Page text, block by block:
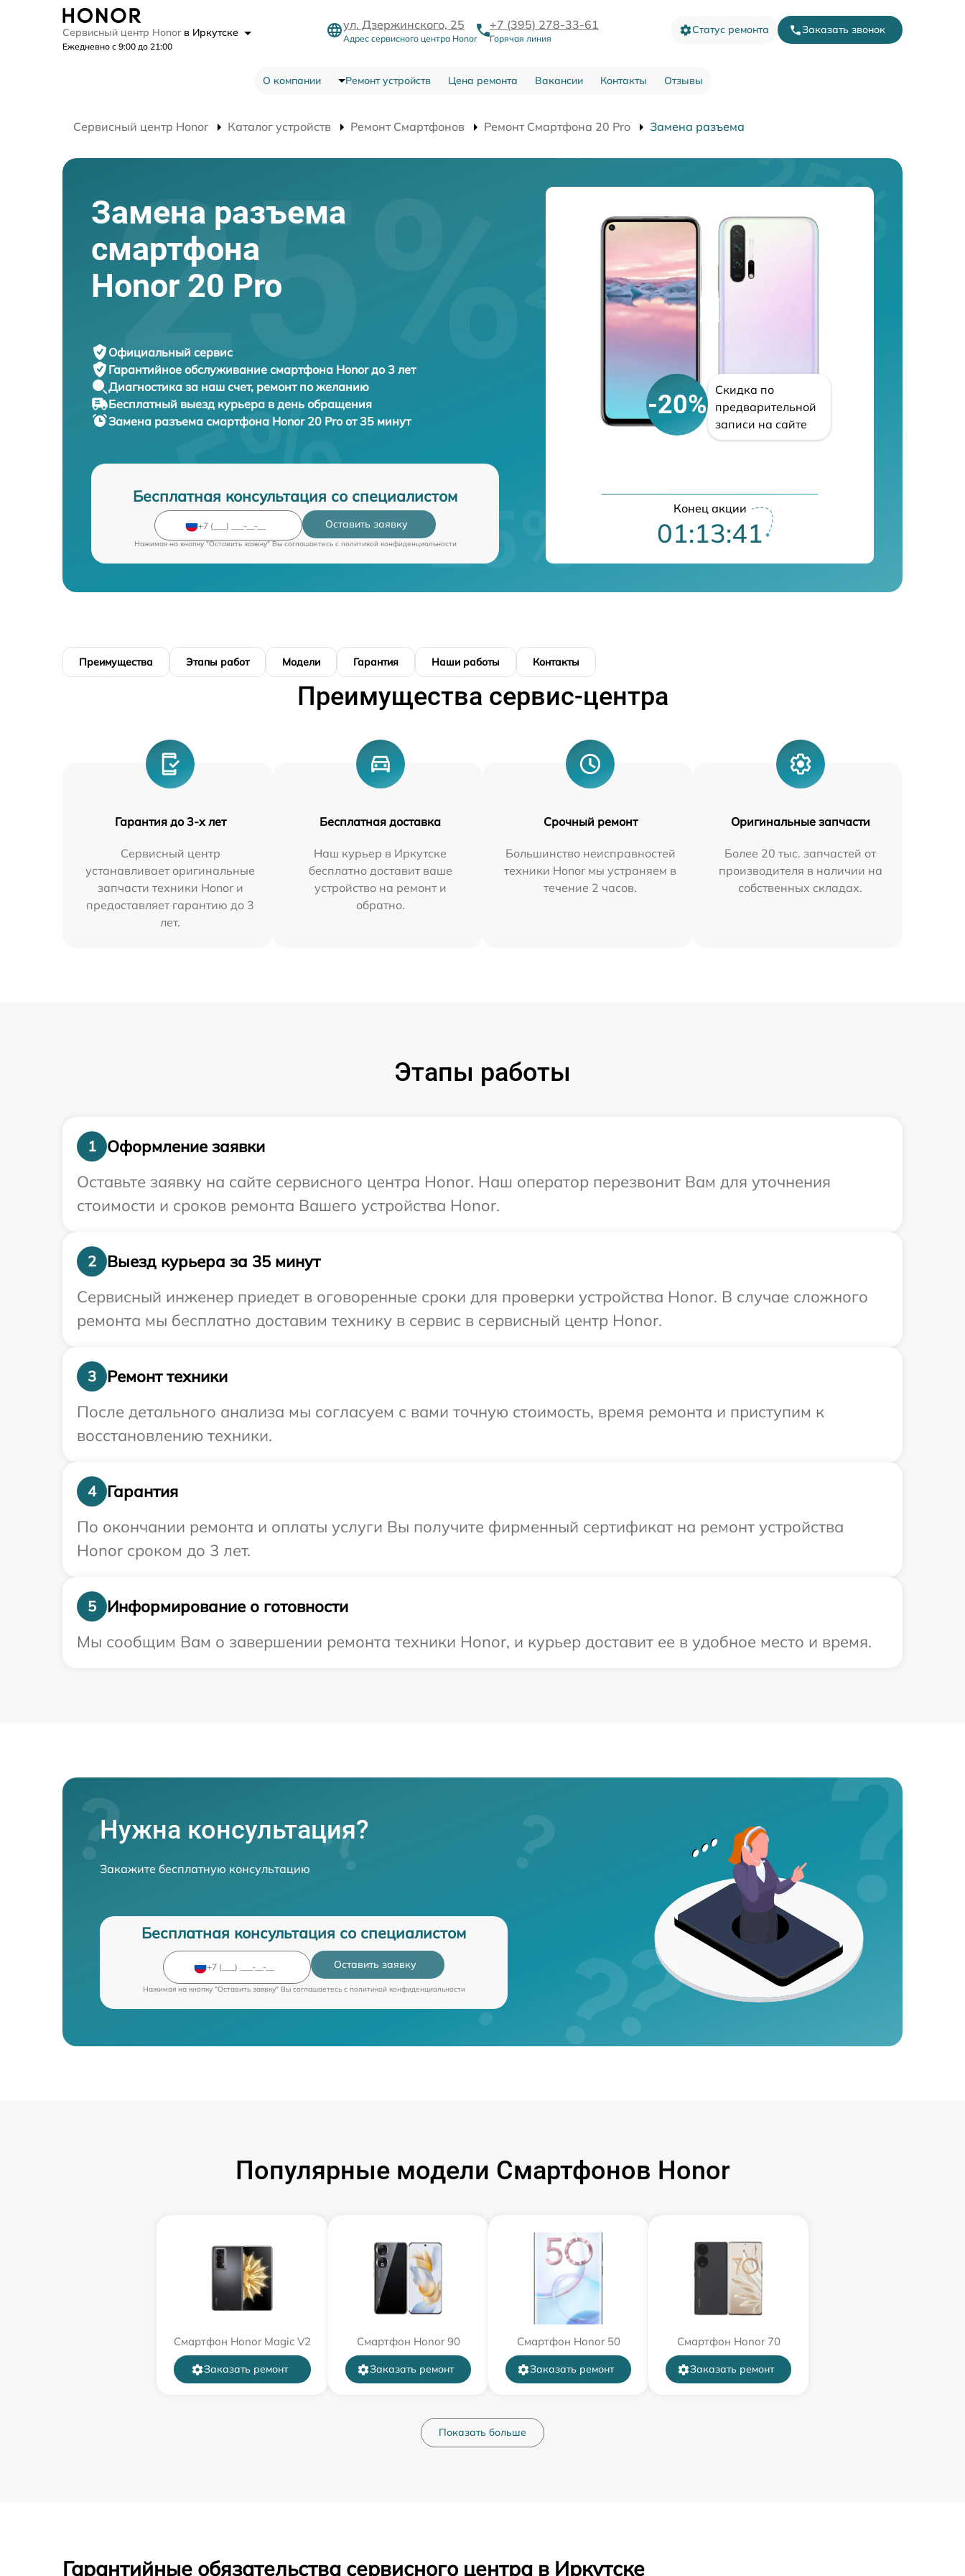
Сервисный центр Honor в Иркутске
Ежедневно с 9:00 до 21:00
ул. Дзержинского, 25
Адрес сервисного центра Honor
+7 (395) 278-33-61
Горячая линия
Статус ремонта Заказать звонок
О компании Ремонт устройств Цена ремонта Вакансии Контакты Отзывы
Сервисный центр Honor Каталог устройств Ремонт Смартфонов Ремонт Смартфона 20 Pro Замена разъема
Замена разъема
смартфона
Honor 20 Pro
Официальный сервис
Гарантийное обслуживание смартфона Honor до 3 лет
Диагностика за наш счет, ремонт по желанию
Бесплатный выезд курьера в день обращения
Замена разъема смартфона Honor 20 Pro от 35 минут
Бесплатная консультация со специалистом
Оставить заявку
Нажимая на кнопку "Оставить заявку" Вы соглашаетесь c политикой конфиденциальности
-20%
Скидка по
предварительной
записи на сайте
Конец акции
01:13:40
Преимущества Этапы работ Модели Гарантия Наши работы Контакты
Преимущества сервис-центра
Гарантия до 3-х лет
Сервисный центр
устанавливает оригинальные
запчасти техники Honor и
предоставляет гарантию до 3
лет.
Бесплатная доставка
Наш курьер в Иркутске
бесплатно доставит ваше
устройство на ремонт и
обратно.
Срочный ремонт
Большинство неисправностей
техники Honor мы устраняем в
течение 2 часов.
Оригинальные запчасти
Более 20 тыс. запчастей от
производителя в наличии на
собственных складах.
Этапы работы
1
Оформление заявки
Оставьте заявку на сайте сервисного центра Honor. Наш оператор перезвонит Вам для уточнения
стоимости и сроков ремонта Вашего устройства Honor.
2
Выезд курьера за 35 минут
Сервисный инженер приедет в оговоренные сроки для проверки устройства Honor. В случае сложного
ремонта мы бесплатно доставим технику в сервис в сервисный центр Honor.
3
Ремонт техники
После детального анализа мы согласуем с вами точную стоимость, время ремонта и приступим к
восстановлению техники.
4
Гарантия
По окончании ремонта и оплаты услуги Вы получите фирменный сертификат на ремонт устройства
Honor сроком до 3 лет.
5
Информирование о готовности
Мы сообщим Вам о завершении ремонта техники Honor, и курьер доставит ее в удобное место и время.
Нужна консультация?
Закажите бесплатную консультацию
Бесплатная консультация со специалистом
Оставить заявку
Нажимая на кнопку "Оставить заявку" Вы соглашаетесь c политикой конфиденциальности
Популярные модели Смартфонов Honor
Смартфон Honor Magic V2
Заказать ремонт
Смартфон Honor 90
Заказать ремонт
Смартфон Honor 50
Заказать ремонт
Смартфон Honor 70
Заказать ремонт
Показать больше
Гарантийные обязательства сервисного центра в Иркутске